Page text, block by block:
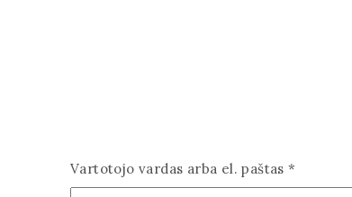
Vartotojo vardas arba el. paštas*